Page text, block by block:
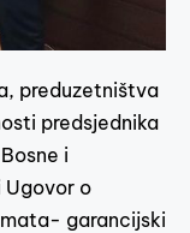
preduzetništva
predsjednika
i
Ugovor o
garancijski